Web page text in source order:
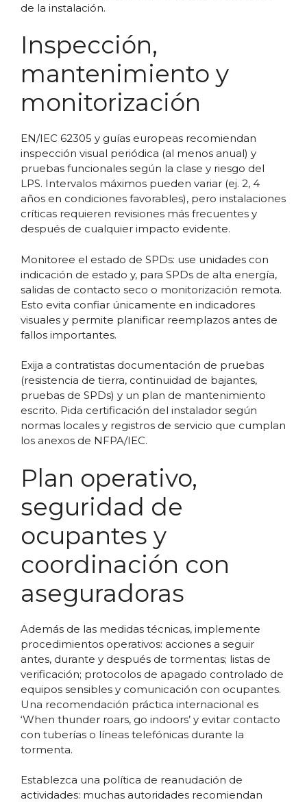
de la instalación.
Inspección,
mantenimiento y
monitorización
EN/IEC 62305 y guías europeas recomiendan
inspección visual periódica (al menos anual) y
pruebas funcionales según la clase y riesgo del
LPS. Intervalos máximos pueden variar (ej. 2, 4
años en condiciones favorables), pero instalaciones
críticas requieren revisiones más frecuentes y
después de cualquier impacto evidente.
Monitoree el estado de SPDs: use unidades con
indicación de estado y, para SPDs de alta energía,
salidas de contacto seco o monitorización remota.
Esto evita confiar únicamente en indicadores
visuales y permite planificar reemplazos antes de
fallos importantes.
Exija a contratistas documentación de pruebas
(resistencia de tierra, continuidad de bajantes,
pruebas de SPDs) y un plan de mantenimiento
escrito. Pida certificación del instalador según
normas locales y registros de servicio que cumplan
los anexos de NFPA/IEC.
Plan operativo,
seguridad de
ocupantes y
coordinación con
aseguradoras
Además de las medidas técnicas, implemente
procedimientos operativos: acciones a seguir
antes, durante y después de tormentas; listas de
verificación; protocolos de apagado controlado de
equipos sensibles y comunicación con ocupantes.
Una recomendación práctica internacional es
‘When thunder roars, go indoors’ y evitar contacto
con tuberías o líneas telefónicas durante la
tormenta.
Establezca una política de reanudación de
actividades: muchas autoridades recomiendan